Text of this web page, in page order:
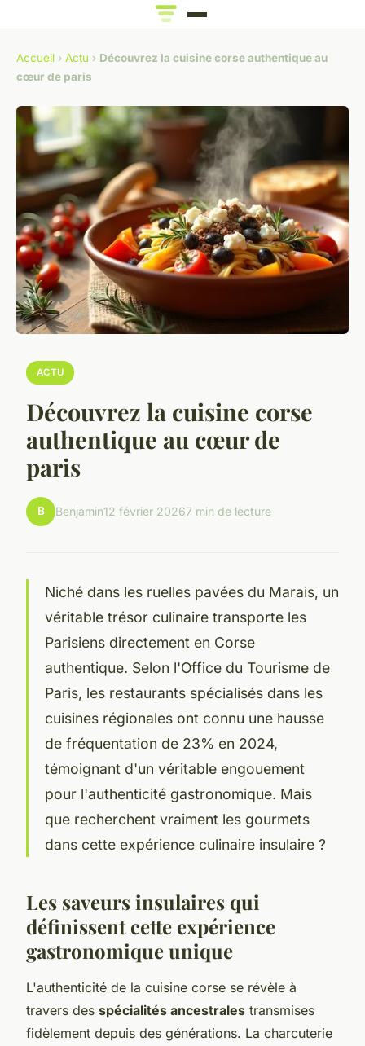
Accueil › Actu › Découvrez la cuisine corse authentique au
cœur de paris
ACTU
Découvrez la cuisine corse
authentique au cœur de
paris
B Benjamin12 février 20267 min de lecture
Niché dans les ruelles pavées du Marais, un
véritable trésor culinaire transporte les
Parisiens directement en Corse
authentique. Selon l'Office du Tourisme de
Paris, les restaurants spécialisés dans les
cuisines régionales ont connu une hausse
de fréquentation de 23% en 2024,
témoignant d'un véritable engouement
pour l'authenticité gastronomique. Mais
que recherchent vraiment les gourmets
dans cette expérience culinaire insulaire ?
Les saveurs insulaires qui
définissent cette expérience
gastronomique unique
L'authenticité de la cuisine corse se révèle à
travers des spécialités ancestrales transmises
fidèlement depuis des générations. La charcuterie